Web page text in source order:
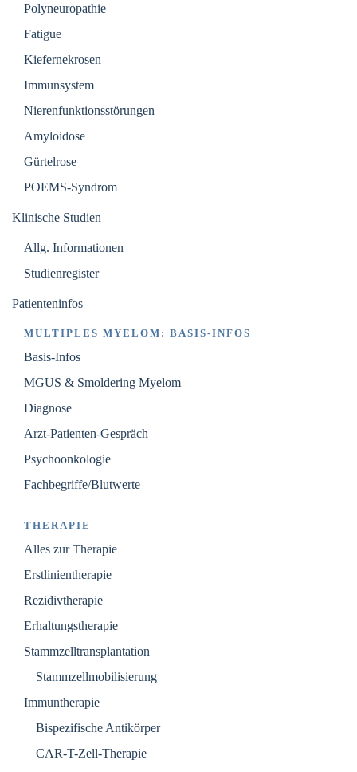
Polyneuropathie
Fatigue
Kiefernekrosen
Immunsystem
Nierenfunktionsstörungen
Amyloidose
Gürtelrose
POEMS-Syndrom
Klinische Studien
Allg. Informationen
Studienregister
Patienteninfos
MULTIPLES MYELOM: BASIS-INFOS
Basis-Infos
MGUS & Smoldering Myelom
Diagnose
Arzt-Patienten-Gespräch
Psychoonkologie
Fachbegriffe/Blutwerte
THERAPIE
Alles zur Therapie
Erstlinientherapie
Rezidivtherapie
Erhaltungstherapie
Stammzelltransplantation
Stammzellmobilisierung
Immuntherapie
Bispezifische Antikörper
CAR-T-Zell-Therapie